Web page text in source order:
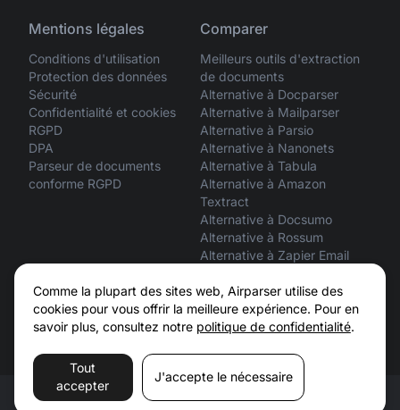
Comme la plupart des sites web, Airparser utilise des
cookies pour vous offrir la meilleure expérience. Pour en
savoir plus, consultez notre politique de confidentialité.
Tout
accepter
J'accepte le nécessaire
Mentions légales
Conditions d'utilisation
Protection des données
Sécurité
Confidentialité et cookies
RGPD
DPA
Parseur de documents
conforme RGPD
Comparer
Meilleurs outils d'extraction
de documents
Alternative à Docparser
Alternative à Mailparser
Alternative à Parsio
Alternative à Nanonets
Alternative à Tabula
Alternative à Amazon
Textract
Alternative à Docsumo
Alternative à Rossum
Alternative à Zapier Email
ChatGPT vs Airparser
Claude vs Airparser
© 2026 Airparser. Tous droits réservés.Conditions d'utilisation